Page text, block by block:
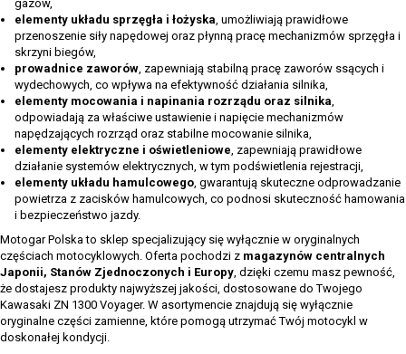
gazów,
elementy układu sprzęgła i łożyska, umożliwiają prawidłowe
przenoszenie siły napędowej oraz płynną pracę mechanizmów sprzęgła i
skrzyni biegów,
prowadnice zaworów, zapewniają stabilną pracę zaworów ssących i
wydechowych, co wpływa na efektywność działania silnika,
elementy mocowania i napinania rozrządu oraz silnika,
odpowiadają za właściwe ustawienie i napięcie mechanizmów
napędzających rozrząd oraz stabilne mocowanie silnika,
elementy elektryczne i oświetleniowe, zapewniają prawidłowe
działanie systemów elektrycznych, w tym podświetlenia rejestracji,
elementy układu hamulcowego, gwarantują skuteczne odprowadzanie
powietrza z zacisków hamulcowych, co podnosi skuteczność hamowania
i bezpieczeństwo jazdy.
Motogar Polska to sklep specjalizujący się wyłącznie w oryginalnych
częściach motocyklowych. Oferta pochodzi z magazynów centralnych
Japonii, Stanów Zjednoczonych i Europy, dzięki czemu masz pewność,
że dostajesz produkty najwyższej jakości, dostosowane do Twojego
Kawasaki ZN 1300 Voyager. W asortymencie znajdują się wyłącznie
oryginalne części zamienne, które pomogą utrzymać Twój motocykl w
doskonałej kondycji.